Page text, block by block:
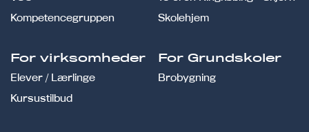
Kompetencegruppen
Skolehjem
For virksomheder
Elever / Lærlinge
Kursustilbud
For Grundskoler
Brobygning